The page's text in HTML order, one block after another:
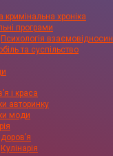
кримінальна хроніка
програми
Психологія взаємовідносин
та суспільство
і краса
авторинку
моди
Кулінарія